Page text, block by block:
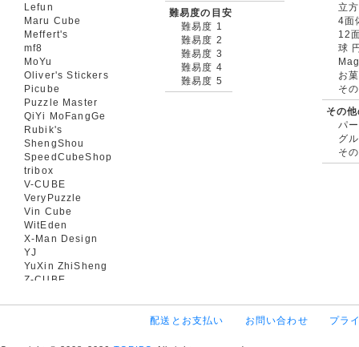
Lefun
Maru Cube
Meffert's
mf8
MoYu
Oliver's Stickers
Picube
Puzzle Master
QiYi MoFangGe
Rubik's
ShengShou
SpeedCubeShop
tribox
V-CUBE
VeryPuzzle
Vin Cube
WitEden
X-Man Design
YJ
YuXin ZhiSheng
Z-CUBE
難易度の目安
難易度 1
難易度 2
難易度 3
難易度 4
難易度 5
立
4面
12
球
お
そ
その
パ
グ
そ
配送とお支払い お問い合わせ プラ